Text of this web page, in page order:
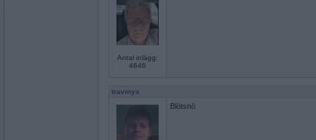
Antal inlägg:
4646
travmys
Blötsnö